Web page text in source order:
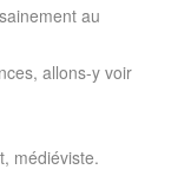
au
allons-y voir
médiéviste.